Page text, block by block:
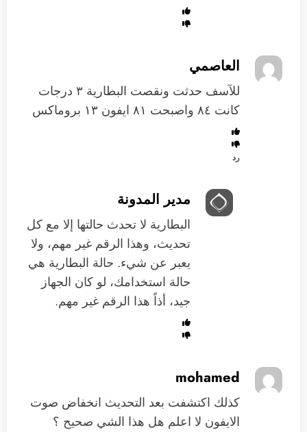
العاصمي
للآسف حدثت ونقصت البطارية ٣ درجات
كانت ٨٤ واصبحت ٨١ ايفون ١٣ بروماكس
رد
مدير المدونة
البطارية لا تحدث حالتها إلا مع كل
تحديث، وهذا الرقم غير مهم، ولا
يعبر عن شيء. حالة البطارية هي
حالة استخدامك، لو كان الجهاز
جيد، أذاً هذا الرقم غير مهم.
mohamed
كذلك اكتشفت بعد التحديث انخفاض صوت
الايفون لا اعلم هل هذا الشي صحيح ؟